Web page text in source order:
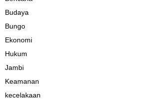
Budaya
Bungo
Ekonomi
Hukum
Jambi
Keamanan
kecelakaan